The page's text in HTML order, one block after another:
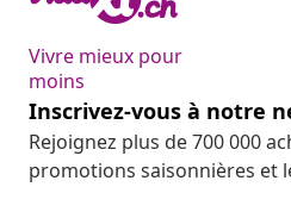
Vivre mieux pour
moins
Inscrivez-vous à notre
Rejoignez plus de 700 000
promotions saisonnières et